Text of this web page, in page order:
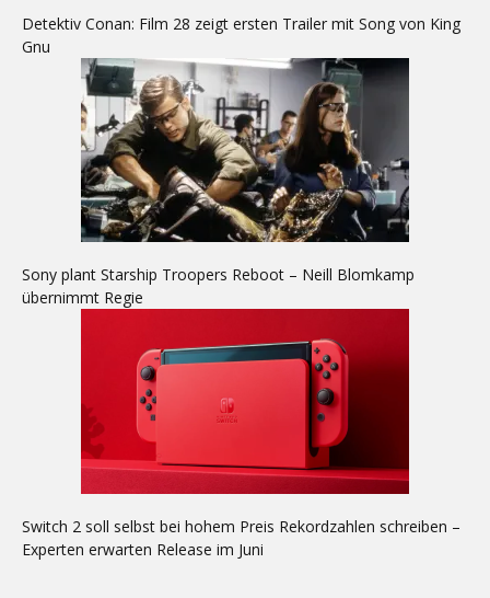
Detektiv Conan: Film 28 zeigt ersten Trailer mit Song von King
Gnu
Sony plant Starship Troopers Reboot – Neill Blomkamp
übernimmt Regie
Switch 2 soll selbst bei hohem Preis Rekordzahlen schreiben –
Experten erwarten Release im Juni